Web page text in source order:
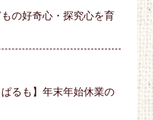
の好奇心・探究心を育
るも】年末年始休業の